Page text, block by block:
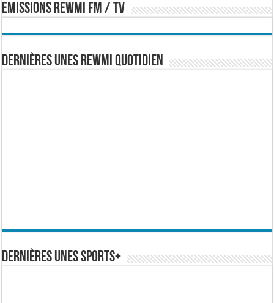
EMISSIONS REWMI FM / TV
Dernières Unes Rewmi Quotidien
Dernières Unes Sports+